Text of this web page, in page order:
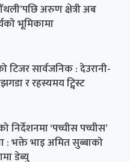
अरुण क्षेत्री अब
भूमिकामा
टिजर सार्वजनिक : देउरानी-
र रहस्यमय ट्विस्ट
निर्देशनमा ‘पच्चीस पच्चीस’
: भक्ते भाइ अमित सुब्बाको
डेब्यु